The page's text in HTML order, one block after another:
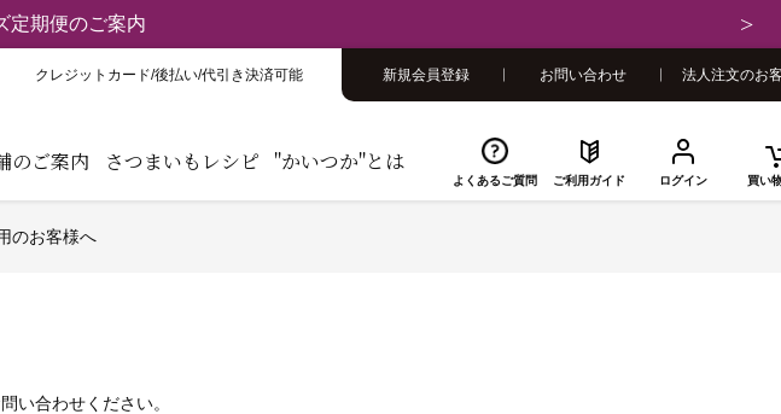
」の模倣品にご注意ください
のご案内 さつまいもレシピ "かいつか"とは
よくあるご質問 ご利用ガイド ログイン 買い
クレジットカード/後払い/代引き決済可能 新規会員登録 お問い合わせ 法人注文のお
のお客様へ
い合わせください。